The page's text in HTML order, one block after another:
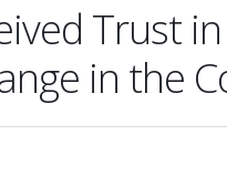
Trust
in the